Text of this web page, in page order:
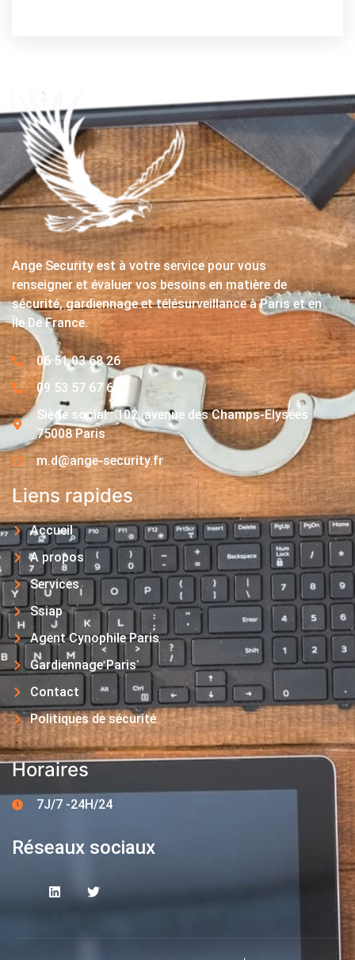
Ange Security est à votre service pour vous
renseigner et évaluer vos besoins en matière de
sécurité, gardiennage et télésurveillance à Paris et en
Île De France.
06 51 03 68 26
09 53 57 67 63
Siège social : 102, avenue des Champs-Elysées
75008 Paris
m.d@ange-security.fr
Liens rapides
Accueil
A propos
Services
Ssiap
Agent Cynophile Paris
Gardiennage Paris
Contact
Politiques de sécurité
Horaires
7J/7 -24H/24
Réseaux sociaux